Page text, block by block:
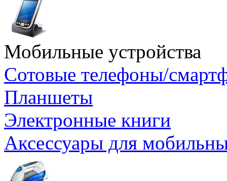
Мобильные устройства
Сотовые телефоны/
Планшеты
Электронные книги
Аксессуары для